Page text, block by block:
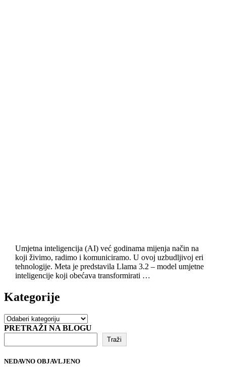
Umjetna inteligencija (AI) već godinama mijenja način na
koji živimo, radimo i komuniciramo. U ovoj uzbudljivoj eri
tehnologije. Meta je predstavila Llama 3.2 – model umjetne
inteligencije koji obećava transformirati …
Kategorije
Kategorije
PRETRAŽI NA BLOGU
Traži
NEDAVNO OBJAVLJENO